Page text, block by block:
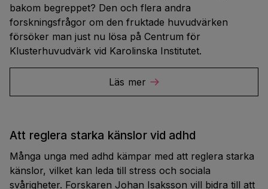
bakom begreppet? Den och flera andra
forskningsfrågor om den fruktade huvudvärken
försöker man just nu lösa på Centrum för
Klusterhuvudvärk vid Karolinska Institutet.
Läs mer
Att reglera starka känslor vid adhd
Många unga med adhd kämpar med att reglera starka
känslor, vilket kan leda till stress och sociala
svårigheter. Forskaren Johan Isaksson vill bidra till att